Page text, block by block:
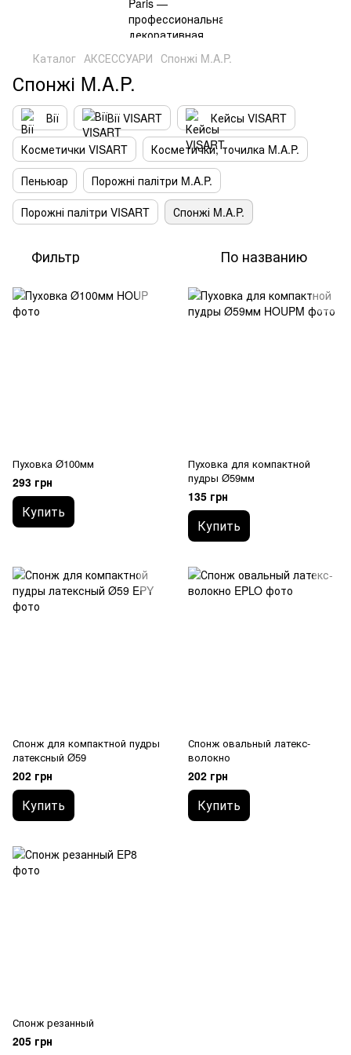
Каталог АКСЕССУАРИ Спонжі M.A.P.
Спонжі M.A.P.
Вії Вії VISART
Кейсы VISART
Косметички VISART
Косметички, точилка M.A.P.
Пеньюар
Порожні палітри M.A.P.
Порожні палітри VISART
Спонжі M.A.P.
Фильтр По названию
Пуховка Ø100мм
293 грн
Купить
Пуховка для компактной
пудры Ø59мм
135 грн
Купить
Спонж для компактной пудры
латексный Ø59
202 грн
Купить
Спонж овальный латекс-
волокно
202 грн
Купить
Спонж резанный
205 грн